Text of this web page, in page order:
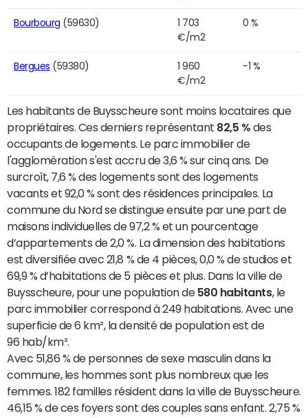
Bourbourg (59630)
1 703
€/m2
0 %
Bergues (59380)
1 960
€/m2
-1 %
Les habitants de Buysscheure sont moins locataires que
propriétaires. Ces derniers représentant 82,5 % des
occupants de logements. Le parc immobilier de
l'agglomération s'est accru de 3,6 % sur cinq ans. De
surcroît, 7,6 % des logements sont des logements
vacants et 92,0 % sont des résidences principales. La
commune du Nord se distingue ensuite par une part de
maisons individuelles de 97,2 % et un pourcentage
d’appartements de 2,0 %. La dimension des habitations
est diversifiée avec 21,8 % de 4 pièces, 0,0 % de studios et
69,9 % d’habitations de 5 pièces et plus. Dans la ville de
Buysscheure, pour une population de 580 habitants, le
parc immobilier correspond à 249 habitations. Avec une
superficie de 6 km², la densité de population est de
96 hab/km².
Avec 51,86 % de personnes de sexe masculin dans la
commune, les hommes sont plus nombreux que les
femmes. 182 familles résident dans la ville de Buysscheure.
46,15 % de ces foyers sont des couples sans enfant. 2,75 %